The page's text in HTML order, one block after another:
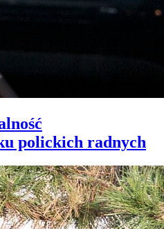
polickich radnych